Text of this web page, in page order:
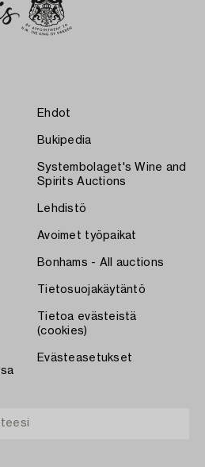
Ehdot
Bukipedia
Systembolaget's Wine and
Spirits Auctions
Lehdistö
Avoimet työpaikat
Bonhams - All auctions
Tietosuojakäytäntö
Tietoa evästeistä
(cookies)
Evästeasetukset